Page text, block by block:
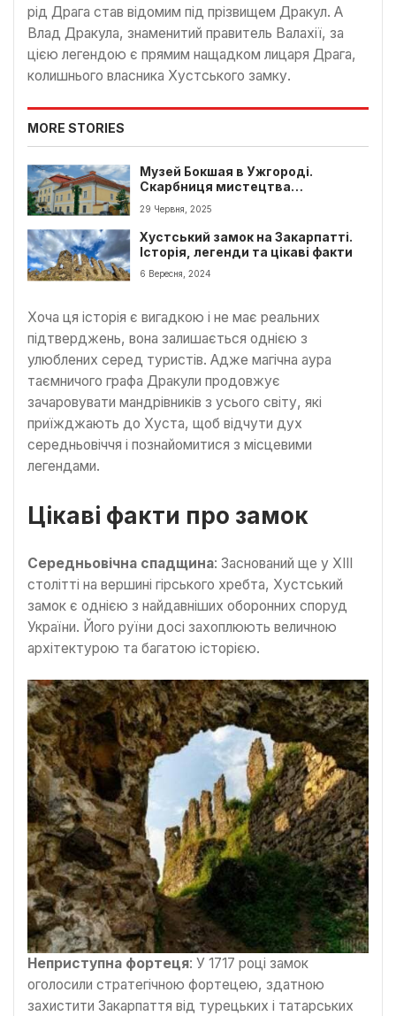
рід Драга став відомим під прізвищем Дракул. А
Влад Дракула, знаменитий правитель Валахії, за
цією легендою є прямим нащадком лицаря Драга,
колишнього власника Хустського замку.
MORE STORIES
Музей Бокшая в Ужгороді.
Скарбниця мистецтва
Закарпаття
29 Червня, 2025
Хустський замок на Закарпатті.
Історія, легенди та цікаві факти
6 Вересня, 2024
Хоча ця історія є вигадкою і не має реальних
підтверджень, вона залишається однією з
улюблених серед туристів. Адже магічна аура
таємничого графа Дракули продовжує
зачаровувати мандрівників з усього світу, які
приїжджають до Хуста, щоб відчути дух
середньовіччя і познайомитися з місцевими
легендами.
Цікаві факти про замок
Середньовічна спадщина: Заснований ще у XIII
столітті на вершині гірського хребта, Хустський
замок є однією з найдавніших оборонних споруд
України. Його руїни досі захоплюють величною
архітектурою та багатою історією.
Неприступна фортеця: У 1717 році замок
оголосили стратегічною фортецею, здатною
захистити Закарпаття від турецьких і татарських